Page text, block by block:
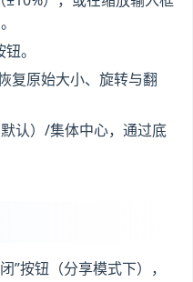
。
复原始大小、旋转与翻
认）/集体中心，通过底
”按钮（分享模式下），